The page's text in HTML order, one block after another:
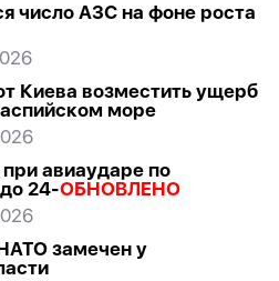
число АЗС на фоне роста
Киева возместить ущерб
море
авиаударе по
24-ОБНОВЛЕНО
замечен у